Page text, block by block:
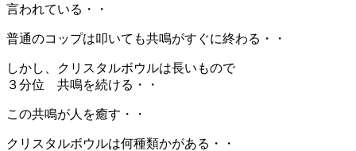
言われている・・
普通のコップは叩いても共鳴がすぐに終わる・・
しかし、クリスタルボウルは長いもので
３分位 共鳴を続ける・・
この共鳴が人を癒す・・
クリスタルボウルは何種類かがある・・